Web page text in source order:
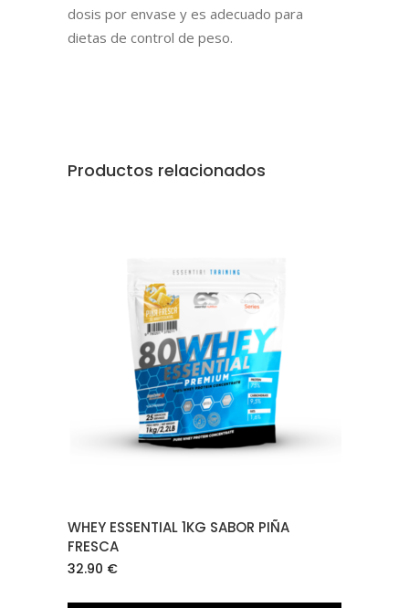
dosis por envase y es adecuado para
dietas de control de peso.
Productos relacionados
AÑADIR AL CARRITO
WHEY ESSENTIAL 1KG SABOR PIÑA
FRESCA
32.90 €